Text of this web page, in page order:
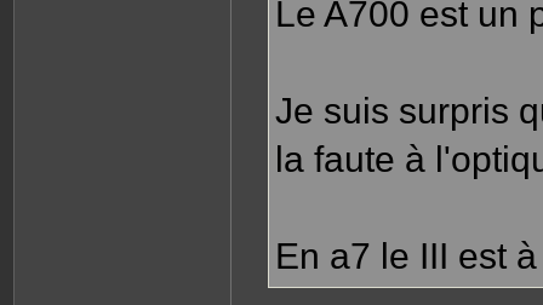
Le A700 est un
Je suis surpris
la faute à
En a7 le III est